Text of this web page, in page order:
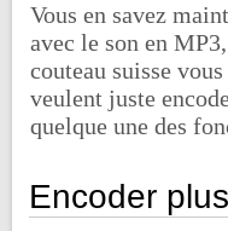
Vous en savez
avec le son en
couteau suisse
veulent juste
quelque une des
Encoder